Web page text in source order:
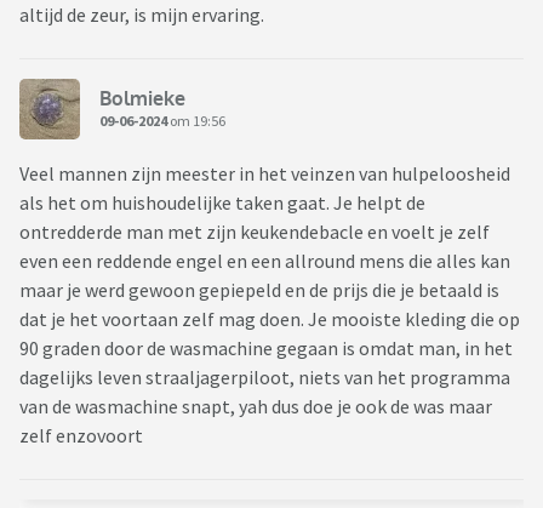
altijd de zeur, is mijn ervaring.
Bolmieke
09-06-2024om 19:56
Veel mannen zijn meester in het veinzen van hulpeloosheid
als het om huishoudelijke taken gaat. Je helpt de
ontredderde man met zijn keukendebacle en voelt je zelf
even een reddende engel en een allround mens die alles kan
maar je werd gewoon gepiepeld en de prijs die je betaald is
dat je het voortaan zelf mag doen. Je mooiste kleding die op
90 graden door de wasmachine gegaan is omdat man, in het
dagelijks leven straaljagerpiloot, niets van het programma
van de wasmachine snapt, yah dus doe je ook de was maar
zelf enzovoort